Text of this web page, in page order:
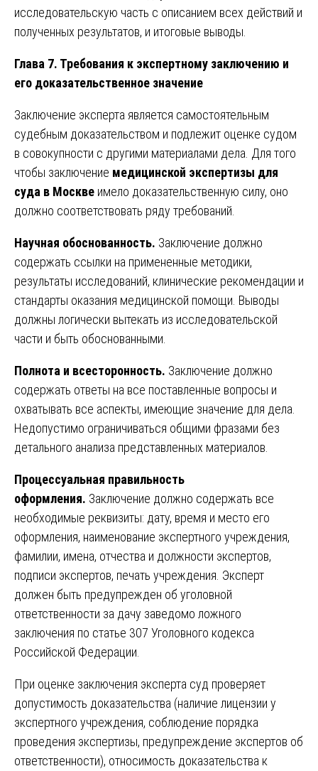
исследовательскую часть с описанием всех действий и
полученных результатов, и итоговые выводы.
Глава 7. Требования к экспертному заключению и
его доказательственное значение
Заключение эксперта является самостоятельным
судебным доказательством и подлежит оценке судом
в совокупности с другими материалами дела. Для того
чтобы заключение медицинской экспертизы для
суда в Москве имело доказательственную силу, оно
должно соответствовать ряду требований.
Научная обоснованность. Заключение должно
содержать ссылки на примененные методики,
результаты исследований, клинические рекомендации и
стандарты оказания медицинской помощи. Выводы
должны логически вытекать из исследовательской
части и быть обоснованными.
Полнота и всесторонность. Заключение должно
содержать ответы на все поставленные вопросы и
охватывать все аспекты, имеющие значение для дела.
Недопустимо ограничиваться общими фразами без
детального анализа представленных материалов.
Процессуальная правильность
оформления. Заключение должно содержать все
необходимые реквизиты: дату, время и место его
оформления, наименование экспертного учреждения,
фамилии, имена, отчества и должности экспертов,
подписи экспертов, печать учреждения. Эксперт
должен быть предупрежден об уголовной
ответственности за дачу заведомо ложного
заключения по статье 307 Уголовного кодекса
Российской Федерации.
При оценке заключения эксперта суд проверяет
допустимость доказательства (наличие лицензии у
экспертного учреждения, соблюдение порядка
проведения экспертизы, предупреждение экспертов об
ответственности), относимость доказательства к